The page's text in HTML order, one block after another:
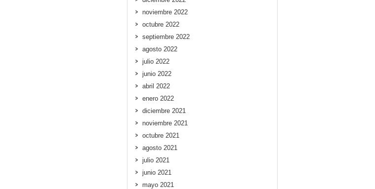
noviembre 2022
octubre 2022
septiembre 2022
agosto 2022
julio 2022
junio 2022
abril 2022
enero 2022
diciembre 2021
noviembre 2021
octubre 2021
agosto 2021
julio 2021
junio 2021
mayo 2021